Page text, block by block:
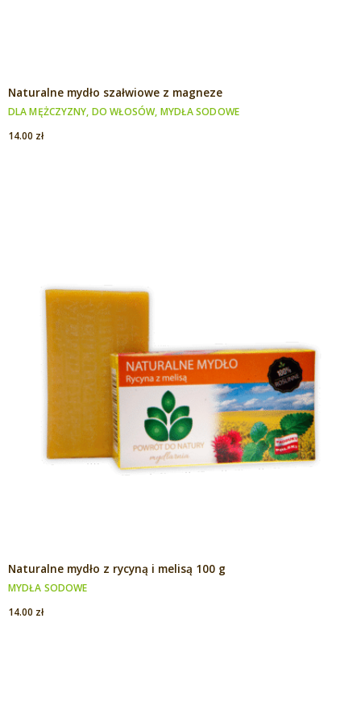
Naturalne mydło szałwiowe z magneze
DLA MĘŻCZYZNY, DO WŁOSÓW, MYDŁA SODOWE
14.00 zł
Naturalne mydło z rycyną i melisą 100 g
MYDŁA SODOWE
14.00 zł